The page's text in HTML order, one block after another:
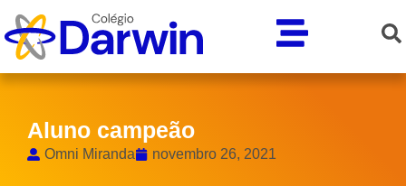
Aluno campeão
Omni Miranda novembro 26, 2021